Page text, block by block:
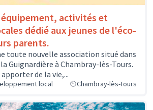
activités et
dédié aux jeunes de l'éco-
parents.
toute nouvelle association situé dans
Guignardière à Chambray-lès-Tours.
de la vie,...
local Chambray-lès-Tours